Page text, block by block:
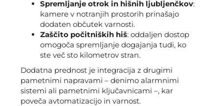
Spremljanje otrok in hišnih ljubljenčkov:
kamere v notranjih prostorih prinašajo
dodaten občutek varnosti.
Zaščito počitniških hiš: oddaljen dostop
omogoča spremljanje dogajanja tudi, ko
ste več sto kilometrov stran.
Dodatna prednost je integracija z drugimi
pametnimi napravami – denimo alarmnimi
sistemi ali pametnimi ključavnicami –, kar
poveča avtomatizacijo in varnost.